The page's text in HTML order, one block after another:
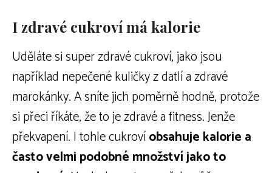
I zdravé cukroví má kalorie
Uděláte si super zdravé cukroví, jako jsou
například nepečené kuličky z datlí a zdravé
marokánky. A sníte jich poměrně hodně, protože
si přeci říkáte, že to je zdravé a fitness. Jenže
překvapení. I tohle cukrovíobsahuje kalorie a
často velmi podobné množství jako to